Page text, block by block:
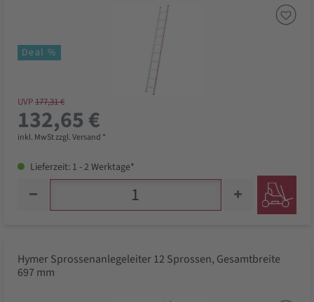
Deal %
UVP177,31 €
132,65 €
inkl. MwSt zzgl. Versand *
Lieferzeit: 1 - 2 Werktage*
Hymer Sprossenanlegeleiter 12 Sprossen, Gesamtbreite
697 mm